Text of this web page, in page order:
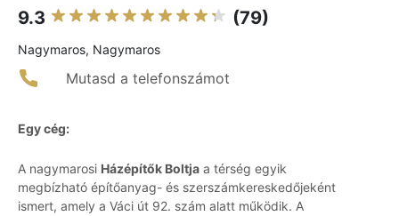
9.3 (79)
Nagymaros, Nagymaros
Mutasd a telefonszámot
Egy cég:
A nagymarosi Házépítők Boltja a térség egyik
megbízható építőanyag- és szerszámkereskedőjeként
ismert, amely a Váci út 92. szám alatt működik. A